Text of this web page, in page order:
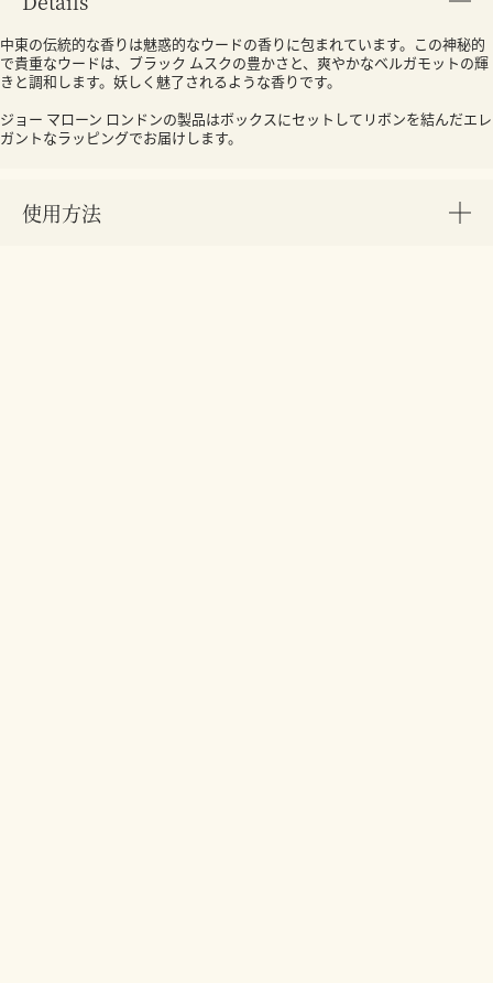
中東の伝統的な香りは魅惑的なウードの香りに包まれています。この神秘的
で貴重なウードは、ブラック ムスクの豊かさと、爽やかなベルガモットの輝
きと調和します。妖しく魅了されるような香りです。
ジョー マローン ロンドンの製品はボックスにセットしてリボンを結んだエレ
ガントなラッピングでお届けします。
使用方法